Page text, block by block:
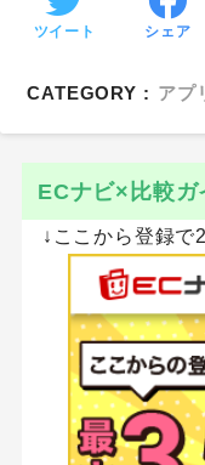
ツイート シェア
CATEGORY : アプ
ECナビ×比較ガ
↓ここから登録で